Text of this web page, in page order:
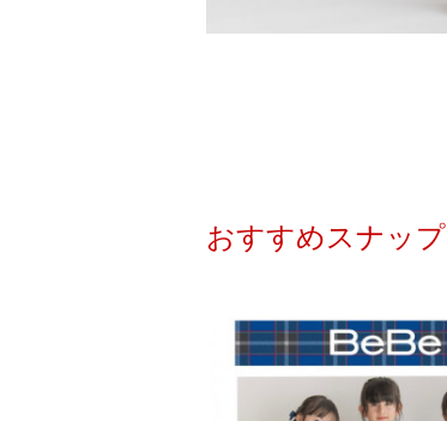
おすすめスナップ